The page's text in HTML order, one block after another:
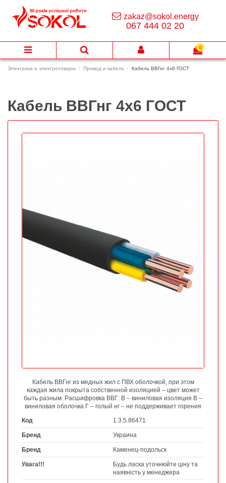
Электрика и электротовары Провод и кабель Кабель ВВГнг 4х6 ГОСТ
Кабель ВВГнг 4х6 ГОСТ
Кабель ВВГнг из медных жил с ПВХ оболочкой, при этом
каждая жила покрыта собственной изоляцией – цвет может
быть разным. Расшифровка ВВГ: В – виниловая изоляция В –
виниловая оболочка Г – голый нг – не поддерживает горения
Код
1.3.5.86471
Бренд Украина
Бренд Каменец-подольск
Увага!!!
Будь ласка уточнюйте ціну та
наявність у менеджера
zakaz@sokol.energy
067 444 02 20
0